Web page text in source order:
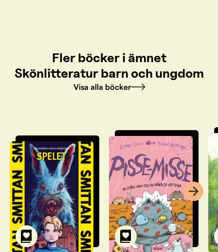
Fler böcker i ämnet
Skönlitteratur barn och ungdom
Visa alla böcker